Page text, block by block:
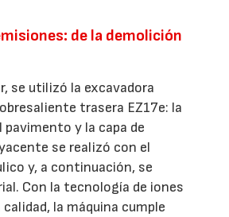
de la demolición
se utilizó la excavadora
trasera EZ17e: la
pavimento y la capa de
se realizó con el
y, a continuación, se
Con la tecnología de iones
la máquina cumple